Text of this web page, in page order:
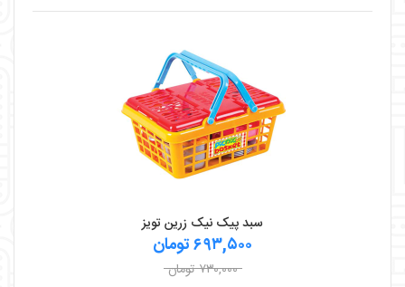
سبد پیک نیک زرین تویز
۶۹۳,۵۰۰ تومان
۷۳۰,۰۰۰ تومان